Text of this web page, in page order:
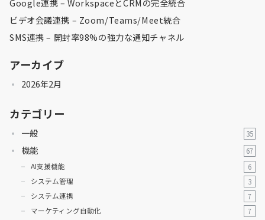
Google連携 – WorkspaceとCRMの完全統合
ビデオ会議連携 – Zoom/Teams/Meet統合
SMS連携 – 開封率98%の強力な通知チャネル
アーカイブ
2026年2月
カテゴリー
一般 35
機能
67
AI支援機能
6
システム管理
3
システム連携
7
マーケティング自動化
7